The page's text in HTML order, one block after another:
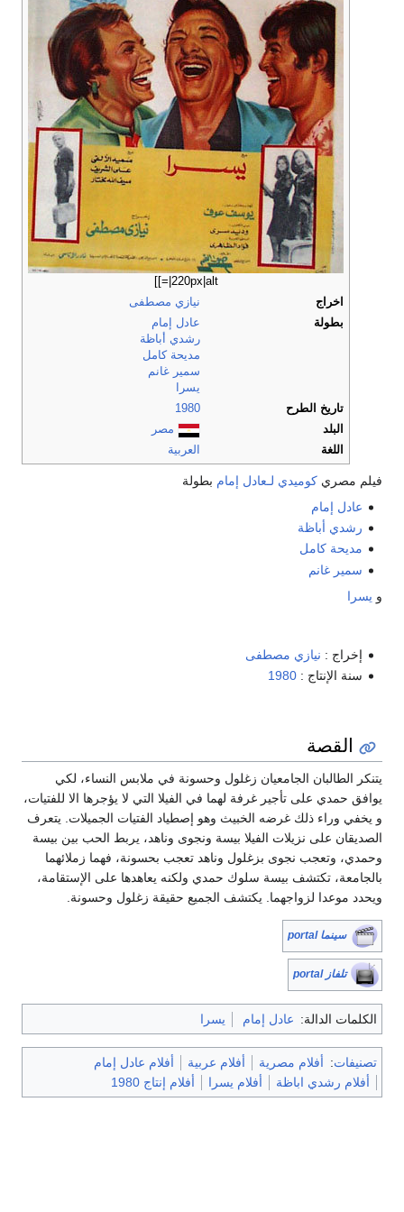
|220px|alt=]]
اخراج
نيازي مصطفى
بطولة
عادل إمام
رشدي أباظة
مديحة كامل
سمير غانم
يسرا
تاريخ الطرح
1980
البلد
مصر
اللغة
العربية
فيلم مصري كوميدي لـعادل إمام بطولة
عادل إمام
رشدي أباظة
مديحة كامل
سمير غانم
و يسرا
إخراج : نيازي مصطفى
سنة الإنتاج :1980
القصة
يتنكر الطالبان الجامعيان زغلول وحسونة في ملابس النساء، لكي
يوافق حمدي على تأجير غرفة لهما في الفيلا التي لا يؤجرها الا للفتيات،
و يخفي وراء ذلك غرضه الخبيث وهو إصطياد الفتيات الجميلات. يتعرف
الصديقان على نزيلات الفيلا بيسة ونجوى وناهد، يربط الحب بين بيسة
وحمدي، وتعجب نجوى بزغلول وناهد تعجب بحسونة، فهما زملائهما
بالجامعة، تكتشف بيسة سلوك حمدي ولكنه يعاهدها على الإستقامة،
ويحدد موعدا لزواجهما. يكتشف الجميع حقيقة زغلول وحسونة.
سينما portal
تلفاز portal
الكلمات الدالة: عادل إمام يسرا
تصنيفات: أفلام مصرية أفلام عربية
أفلام عادل إمام
أفلام رشدي اباظة
أفلام يسرا أفلام إنتاج 1980